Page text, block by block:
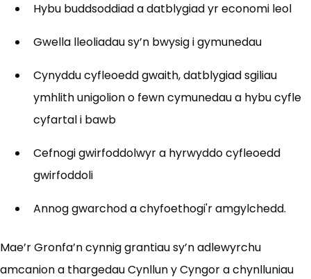
Hybu buddsoddiad a datblygiad yr economi leol
Gwella lleoliadau sy’n bwysig i gymunedau
Cynyddu cyfleoedd gwaith, datblygiad sgiliau
ymhlith unigolion o fewn cymunedau a hybu cyfle
cyfartal i bawb
Cefnogi gwirfoddolwyr a hyrwyddo cyfleoedd
gwirfoddoli
Annog gwarchod a chyfoethogi'r amgylchedd.
Mae’r Gronfa’n cynnig grantiau sy’n adlewyrchu
amcanion a thargedau Cynllun y Cyngor a chynlluniau